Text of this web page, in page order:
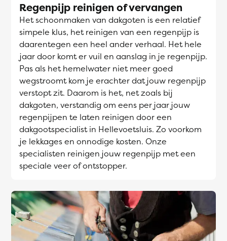
Regenpijp reinigen of vervangen
Het schoonmaken van dakgoten is een relatief
simpele klus, het reinigen van een regenpijp is
daarentegen een heel ander verhaal. Het hele
jaar door komt er vuil en aanslag in je regenpijp.
Pas als het hemelwater niet meer goed
wegstroomt kom je erachter dat jouw regenpijp
verstopt zit. Daarom is het, net zoals bij
dakgoten, verstandig om eens per jaar jouw
regenpijpen te laten reinigen door een
dakgootspecialist in Hellevoetsluis. Zo voorkom
je lekkages en onnodige kosten. Onze
specialisten reinigen jouw regenpijp met een
speciale veer of ontstopper.